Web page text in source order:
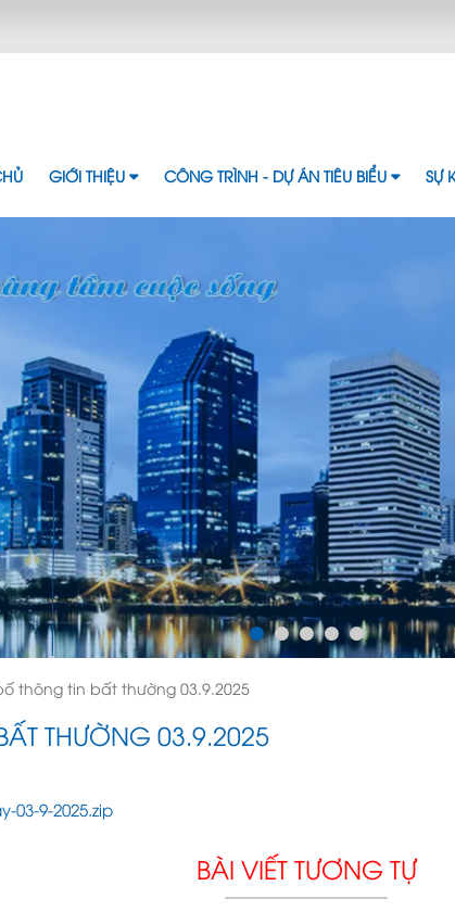
GIỚI THIỆU CÔNG TRÌNH - DỰ ÁN TIÊU BIỂU SỰ
thông tin bất thường 03.9.2025
THƯỜNG 03.9.2025
9-2025.zip
BÀI VIẾT TƯƠNG TỰ